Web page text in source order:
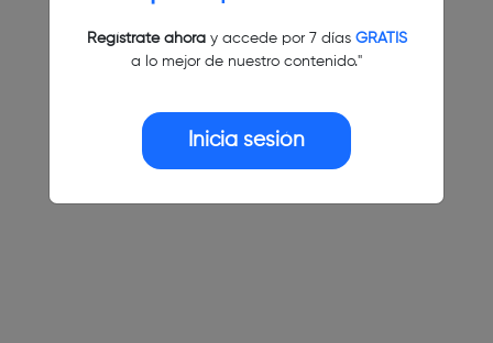
Regístrate ahoray accede por 7 días GRATIS
a lo mejor de nuestro contenido."
Inicia sesión